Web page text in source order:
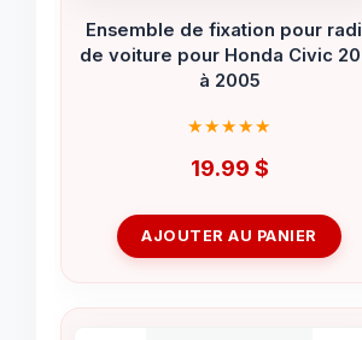
Ensemble de fixation pour
de voiture pour Honda Civic
à 2005
19.99 $
AJOUTER AU PANIER